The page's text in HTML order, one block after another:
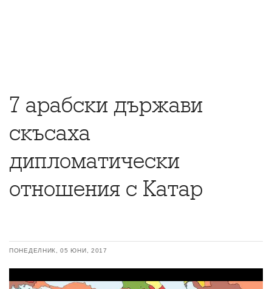
7 арабски държави
скъсаха
дипломатически
отношения с Катар
ПОНЕДЕЛНИК, 05 ЮНИ, 2017